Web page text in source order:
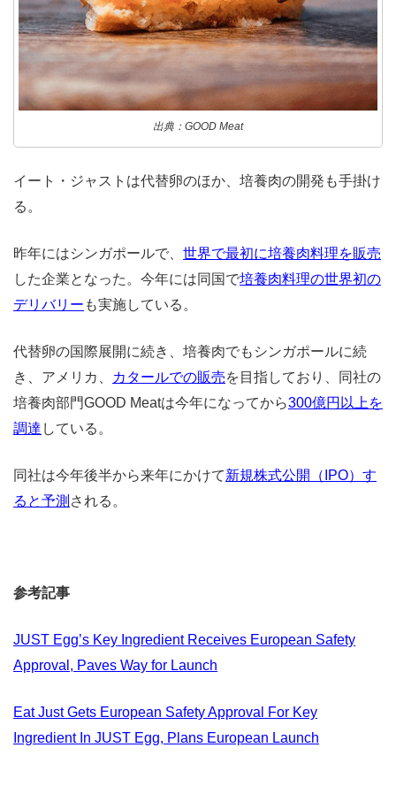
出典：GOOD Meat
イート・ジャストは代替卵のほか、培養肉の開発も手掛け
る。
昨年にはシンガポールで、 世界で最初に培養肉料理を販売
した企業となった。今年には同国で培養肉料理の世界初の
デリバリー も実施している。
代替卵の国際展開に続き、培養肉でもシンガポールに続
き、アメリカ、
カタールでの販売を目指しており、同社の
培養肉部門GOOD Meatは今年になってから300億円以上を
調達 している。
同社は今年後半から来年にかけて新規株式公開（IPO）す
ると予測 される。
参考記事
JUST Egg’s Key Ingredient Receives European Safety
Approval, Paves Way for Launch
Eat Just Gets European Safety Approval For Key
Ingredient In JUST Egg, Plans European Launch